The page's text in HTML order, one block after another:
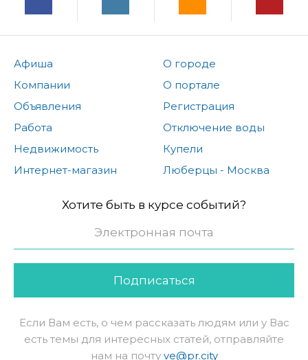
Афиша
Компании
Объявления
Работа
Недвижимость
Интернет-магазин
О городе
О портале
Регистрация
Отключение воды
Купели
Люберцы - Москва
Хотите быть в курсе событий?
Подписаться
Если Вам есть, о чем рассказать людям или у Вас
есть темы для интересных статей, отправляйте
нам на почту ve@pr.city